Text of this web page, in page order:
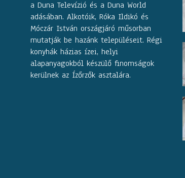
a Duna Televízió és a Duna World
adásában. Alkotóik, Róka Ildikó és
Móczár István országjáró műsorban
mutatják be hazánk településeit. Régi
konyhák házias ízei, helyi
alapanyagokból készülő finomságok
kerülnek az Ízőrzők asztalára.